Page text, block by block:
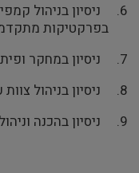
6.
ניסיון בניהול
בפרקטיקות
7.
ניסיון במחקר
8.
ניסיון בניהול
9.
ניסיון בהכנה